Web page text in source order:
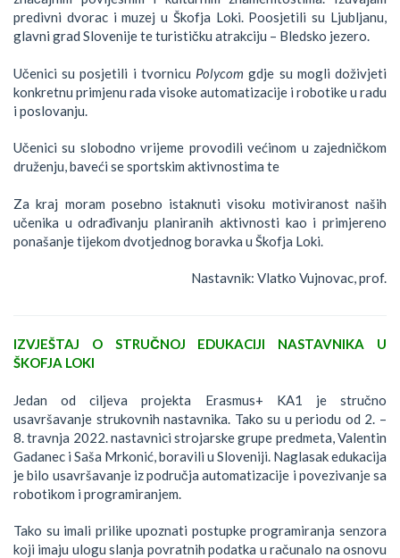
predivni dvorac i muzej u Škofja Loki. Poosjetili su Ljubljanu,
glavni grad Slovenije te turističku atrakciju – Bledsko jezero.
Učenici su posjetili i tvornicu Polycom gdje su mogli doživjeti
konkretnu primjenu rada visoke automatizacije i robotike u radu
i poslovanju.
Učenici su slobodno vrijeme provodili većinom u zajedničkom
druženju, baveći se sportskim aktivnostima te
Za kraj moram posebno istaknuti visoku motiviranost naših
učenika u odrađivanju planiranih aktivnosti kao i primjereno
ponašanje tijekom dvotjednog boravka u Škofja Loki.
Nastavnik: Vlatko Vujnovac, prof.
IZVJEŠTAJ O STRUČNOJ EDUKACIJI NASTAVNIKA U
ŠKOFJA LOKI
Jedan od ciljeva projekta Erasmus+ KA1 je stručno
usavršavanje strukovnih nastavnika. Tako su u periodu od 2. –
8. travnja 2022. nastavnici strojarske grupe predmeta, Valentin
Gadanec i Saša Mrkonić, boravili u Sloveniji. Naglasak edukacija
je bilo usavršavanje iz područja automatizacije i povezivanje sa
robotikom i programiranjem.
Tako su imali prilike upoznati postupke programiranja senzora
koji imaju ulogu slanja povratnih podatka u računalo na osnovu